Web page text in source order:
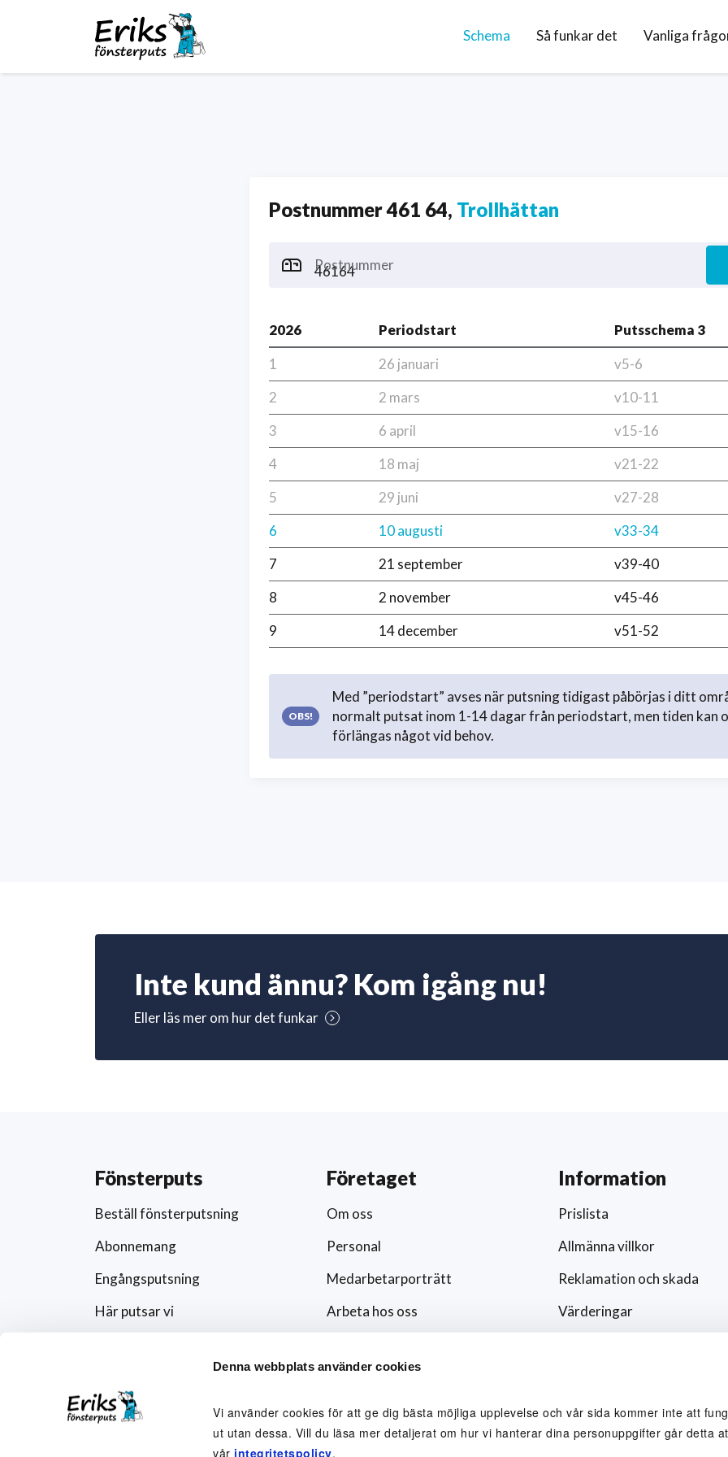
Denna webbplats använder cookies
Vi använder cookies för att ge dig bästa möjliga upplevelse och vår sida kommer inte att
ut utan dessa. Vill du läsa mer detaljerat om hur vi hanterar dina personuppgifter går detta
vår integritetspolicy.
Schema Så funkar det Vanliga
Postnummer 461 64, Trollhättan
Postnummer
2026 Periodstart
Putsschema 3
1
26 januari
v5-6
2
2 mars
v10-11
3
6 april
v15-16
4
18 maj
v21-22
5
29 juni
v27-28
6
10 augusti
v33-34
7
21 september
v39-40
8
2 november
v45-46
9
14 december v51-52
Med ”periodstart” avses när putsning tidigast påbörjas i ditt
normalt putsat inom 1-14 dagar från periodstart, men tiden kan
förlängas något vid behov.
Inte kund ännu? Kom igång nu!
Eller läs mer om hur det funkar
Fönsterputs
Beställ fönsterputsning
Abonnemang
Engångsputsning
Här putsar vi
Förändra abonnemanget
Rutavdrag och fönsterputs
Företaget
Om oss
Personal
Medarbetarporträtt
Arbeta hos oss
Press/media
Föreningsfokus
Visselblåsare
Information
Prislista
Allmänna villkor
Reklamation och skada
Värderingar
Cookies